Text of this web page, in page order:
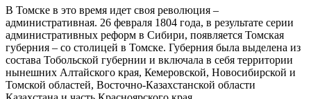
В Томске в это время идет своя революция –
административная. 26 февраля 1804 года, в результате серии
административных реформ в Сибири, появляется Томская
губерния – со столицей в Томске. Губерния была выделена из
состава Тобольской губернии и включала в себя территории
нынешних Алтайского края, Кемеровской, Новосибирской и
Томской областей, Восточно-Казахстанской области